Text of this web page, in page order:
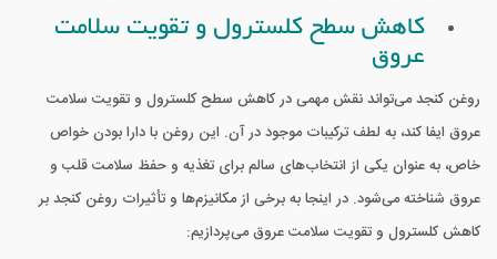
کاهش سطح کلسترول و تقویت سلامت
عروق
روغن کنجد می‌تواند نقش مهمی در کاهش سطح کلسترول و تقویت سلامت
عروق ایفا کند، به لطف ترکیبات موجود در آن. این روغن با دارا بودن خواص
خاص، به عنوان یکی از انتخاب‌های سالم برای تغذیه و حفظ سلامت قلب و
عروق شناخته می‌شود. در اینجا به برخی از مکانیزم‌ها و تأثیرات روغن کنجد بر
کاهش کلسترول و تقویت سلامت عروق می‌پردازیم: